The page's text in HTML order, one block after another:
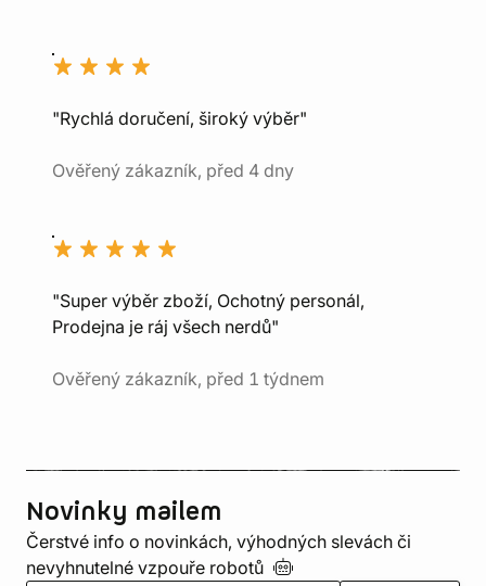
"Rychlá doručení, široký výběr"
Ověřený zákazník, před 4 dny
"Super výběr zboží, Ochotný personál,
Prodejna je ráj všech nerdů"
Ověřený zákazník, před 1 týdnem
Novinky mailem
Čerstvé info o novinkách, výhodných slevách či
nevyhnutelné vzpouře robotů